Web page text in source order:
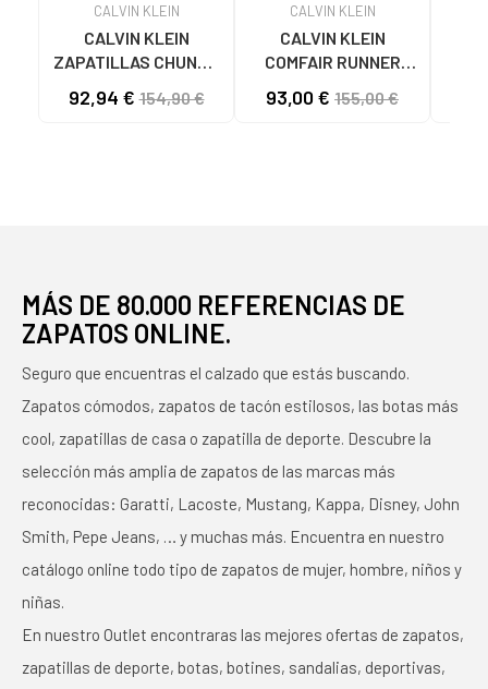
CALVIN KLEIN
CALVIN KLEIN
ZAPATILLAS CHUNKY
92,94 €154,90 €
CALVIN KLEIN
CALVIN KLEIN
COMFAIR RUNNER
93,00 € 155,00 €
MÁS DE 80.000 REFERENCIAS DE
ZAPATOS ONLINE.
Seguro que encuentras el calzado que estás buscando.
Zapatos cómodos, zapatos de tacón estilosos, las botas más
cool, zapatillas de casa o zapatilla de deporte. Descubre la
selección más amplia de zapatos de las marcas más
reconocidas: Garatti, Lacoste, Mustang, Kappa, Disney, John
Smith, Pepe Jeans, … y muchas más. Encuentra en nuestro
catálogo online todo tipo de zapatos de mujer, hombre, niños y
niñas.
En nuestro Outlet encontraras las mejores ofertas de zapatos,
zapatillas de deporte, botas, botines, sandalias, deportivas,